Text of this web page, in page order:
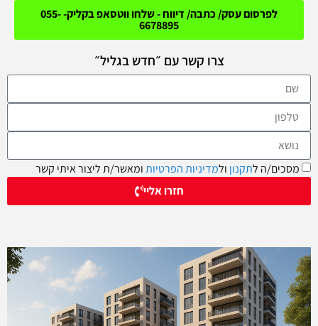
לפרסום עסק/ כתבה/ דיווח - שלחו ווטסאפ בקליק- 055-
6678895
צרו קשר עם ״חדש בגליל״
מסכים/ה לתקנון ולמדיניות הפרטיותומאשר/ת ליצור איתי קשר
חזרו אליי